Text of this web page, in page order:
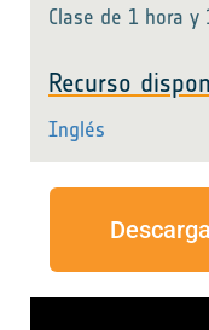
Clase de 1 hora
Recurso
Inglés